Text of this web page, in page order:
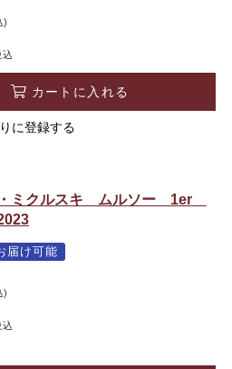
)
込
カートに入れる
に登録する
・ミクルスキ ムルソー 1er
届け可能
)
込